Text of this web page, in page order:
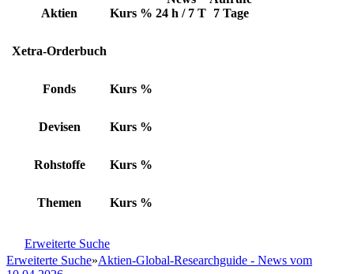
Aktien Kurs % 24 h / 7 T 7 Tage
Xetra-Orderbuch
Fonds Kurs %
Devisen Kurs %
Rohstoffe Kurs %
Themen Kurs %
Erweiterte Suche
Erweiterte Suche»Aktien-Global-Researchguide - News vom